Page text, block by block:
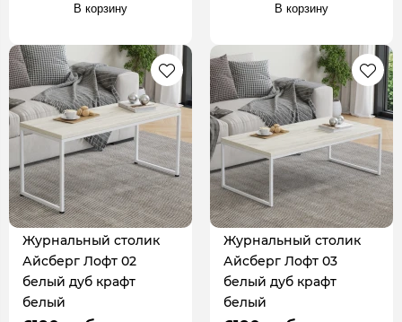
В корзину В корзину
Журнальный столик
Айсберг Лофт 02
белый дуб крафт
белый
Журнальный столик
Айсберг Лофт 03
белый дуб крафт
белый